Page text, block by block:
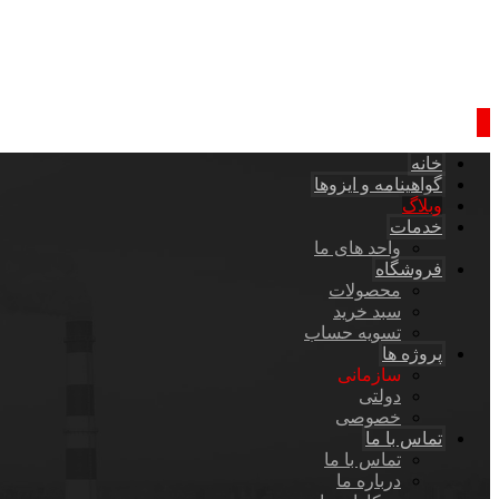
خانه
گواهینامه و ایزوها
وبلاگ
خدمات
واحد های ما
فروشگاه
محصولات
سبد خرید
تسویه حساب
پروژه ها
سازمانی
دولتی
خصوصی
تماس با ما
تماس با ما
درباره ما